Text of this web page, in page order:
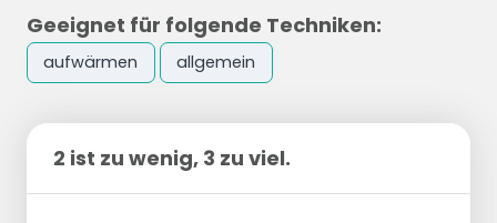
Geeignet für folgende Techniken:
aufwärmen allgemein
2 ist zu wenig, 3 zu viel.